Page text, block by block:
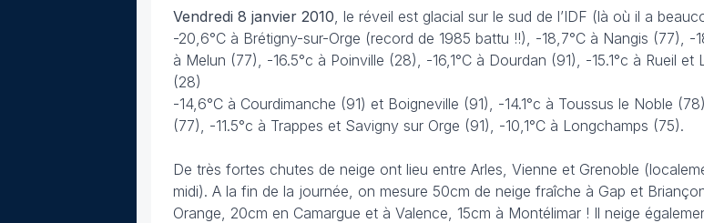
Vendredi 8 janvier 2010 , le réveil est glacial sur le sud de l’IDF (là où il a
-20,6°C à Brétigny-sur-Orge (record de 1985 battu !!), -18,7°C à Nangis (77), -
à Melun (77), -16.5°c à Poinville (28), -16,1°C à Dourdan (91), -15.1°c à Rueil
(28)
-14,6°C à Courdimanche (91) et Boigneville (91), -14.1°c à Toussus le Noble
(77), -11.5°c à Trappes et Savigny sur Orge (91), -10,1°C à Longchamps (75).
De très fortes chutes de neige ont lieu entre Arles, Vienne et Grenoble
midi). A la fin de la journée, on mesure 50cm de neige fraîche à Gap et
Orange, 20cm en Camargue et à Valence, 15cm à Montélimar ! Il neige